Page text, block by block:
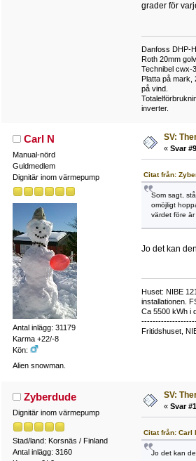
grader för
Danfoss DHP-
Roth 20mm
Technibel cwx-
Platta på mark,
på vind.
inverter.
Carl N
Manual-nörd
Guldmedlem
Dignitär inom värmepump
Antal inlägg: 31179
Karma +22/-8
Kön:
Alien snowman.
SV:
« Svar
Citat från:
Som sagt,
omöjligt
värdet före
Jo det kan
Huset: NIBE
installationen.
Ca 5500 kWh i
Fritidshuset,
Zyberdude
Dignitär inom värmepump
Stad/land: Korsnäs / Finland
Antal inlägg: 3160
SV:
« Svar
Citat från: Carl
Jo det kan